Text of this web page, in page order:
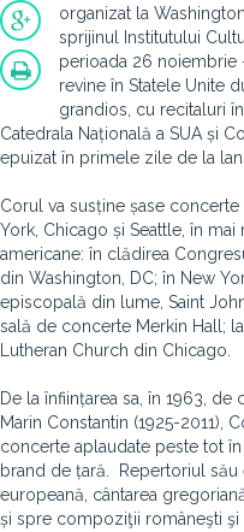
organizat la
sprijinul Institutului
perioada 26 noiembrie
revine în Statele Unite
grandios, cu recitaluri
Catedrala Națională a SUA și
epuizat în primele zile de la
Corul va susține șase
York, Chicago și Seattle, în
americane: în clădirea
din Washington, DC; în New
episcopală din lume, Saint
sală de concerte Merkin Hall;
Lutheran Church din Chicago.
De la înființarea sa, în 1963,
Marin Constantin (1925-2011),
concerte aplaudate peste tot
brand de țară. Repertoriul său
europeană, cântarea
și spre compoziţii româneşti şi